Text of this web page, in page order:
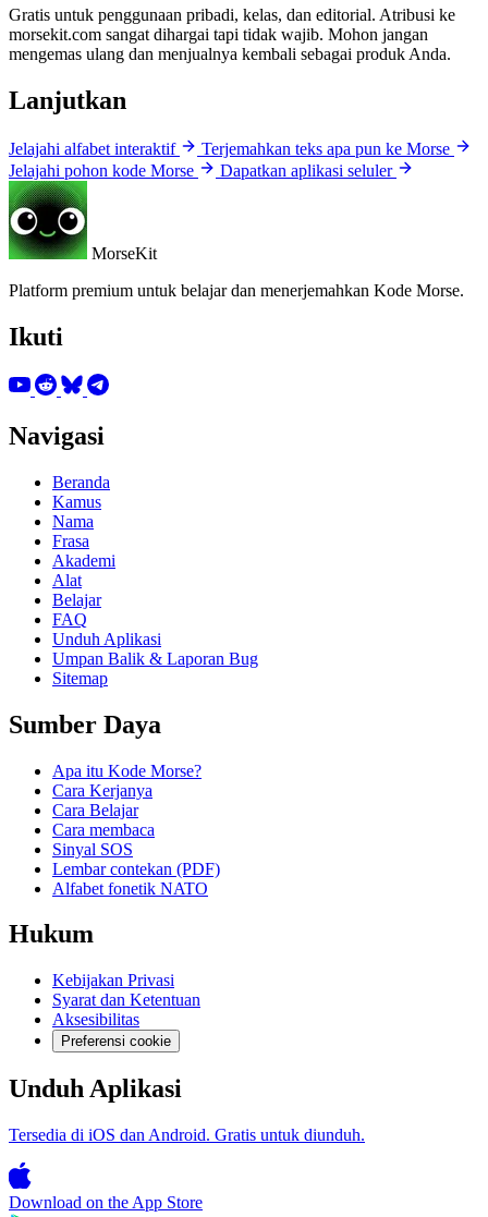
Gratis untuk penggunaan pribadi, kelas, dan editorial. Atribusi ke
morsekit.com sangat dihargai tapi tidak wajib. Mohon jangan
mengemas ulang dan menjualnya kembali sebagai produk Anda.
Lanjutkan
Jelajahi alfabet interaktif
Terjemahkan teks apa pun ke Morse
Jelajahi pohon kode Morse
Dapatkan aplikasi seluler
MorseKit
Platform premium untuk belajar dan menerjemahkan Kode Morse.
Ikuti
Navigasi
Beranda
Kamus
Nama
Frasa
Akademi
Alat
Belajar
FAQ
Unduh Aplikasi
Umpan Balik & Laporan Bug
Sitemap
Sumber Daya
Apa itu Kode Morse?
Cara Kerjanya
Cara Belajar
Cara membaca
Sinyal SOS
Lembar contekan (PDF)
Alfabet fonetik NATO
Hukum
Kebijakan Privasi
Syarat dan Ketentuan
Aksesibilitas
Preferensi cookie
Unduh Aplikasi
Tersedia di iOS dan Android. Gratis untuk diunduh.
Download on the App Store